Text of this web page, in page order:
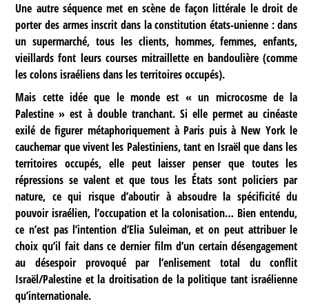
Une autre séquence met en scène de façon littérale le droit de
porter des armes inscrit dans la constitution états-unienne : dans
un supermarché, tous les clients, hommes, femmes, enfants,
vieillards font leurs courses mitraillette en bandoulière (comme
les colons israéliens dans les territoires occupés).
Mais cette idée que le monde est « un microcosme de la
Palestine » est à double tranchant. Si elle permet au cinéaste
exilé de figurer métaphoriquement à Paris puis à New York le
cauchemar que vivent les Palestiniens, tant en Israël que dans les
territoires occupés, elle peut laisser penser que toutes les
répressions se valent et que tous les États sont policiers par
nature, ce qui risque d’aboutir à absoudre la spécificité du
pouvoir israélien, l’occupation et la colonisation… Bien entendu,
ce n’est pas l’intention d’Elia Suleiman, et on peut attribuer le
choix qu’il fait dans ce dernier film d’un certain désengagement
au désespoir provoqué par l’enlisement total du conflit
Israël/Palestine et la droitisation de la politique tant israélienne
qu’internationale.